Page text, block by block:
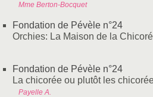
Mme Berton-Bocquet
Fondation de Pévèle n°24
Orchies: La Maison de la
Fondation de Pévèle n°24
La chicorée ou plutôt les
Payelle A.